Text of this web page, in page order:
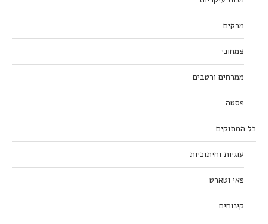
מרקים
צמחוני
ממרחים ורטבים
פסטה
כל המתוקים
עוגיות וחיתוכיות
פאי וטארט
קינוחים